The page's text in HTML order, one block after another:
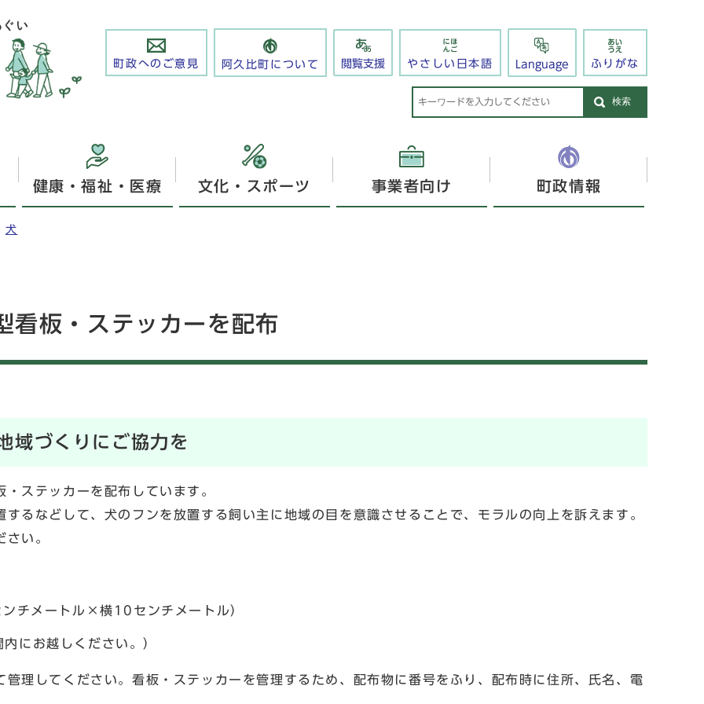
町政へのご意見 阿久比町について 閲覧支援 やさしい日本語 Language ふりがな
検索
健康・福祉・医療 文化・スポーツ 事業者向け 町政情報
犬
板・ステッカーを配布
域づくりにご協力を
ステッカーを配布しています。
るなどして、犬のフンを放置する飼い主に地域の目を意識させることで、モラルの向上を訴えます。
い。
チメートル×横10センチメートル）
お越しください。）
理してください。看板・ステッカーを管理するため、配布物に番号をふり、配布時に住所、氏名、電